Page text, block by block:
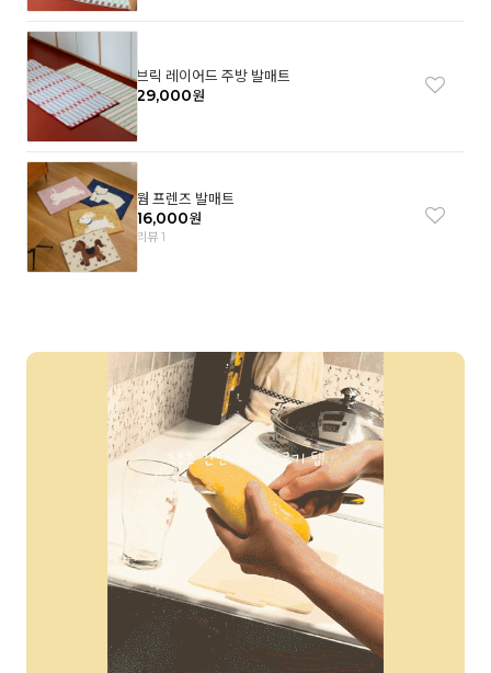
브릭 레이어드 주방 발매트
29,000원
웜 프렌즈 발매트
16,000원
리뷰 1